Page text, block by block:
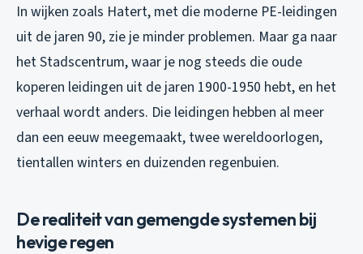
In wijken zoals Hatert, met die moderne PE-leidingen
uit de jaren 90, zie je minder problemen. Maar ga naar
het Stadscentrum, waar je nog steeds die oude
koperen leidingen uit de jaren 1900-1950 hebt, en het
verhaal wordt anders. Die leidingen hebben al meer
dan een eeuw meegemaakt, twee wereldoorlogen,
tientallen winters en duizenden regenbuien.
De realiteit van gemengde systemen bij
hevige regen